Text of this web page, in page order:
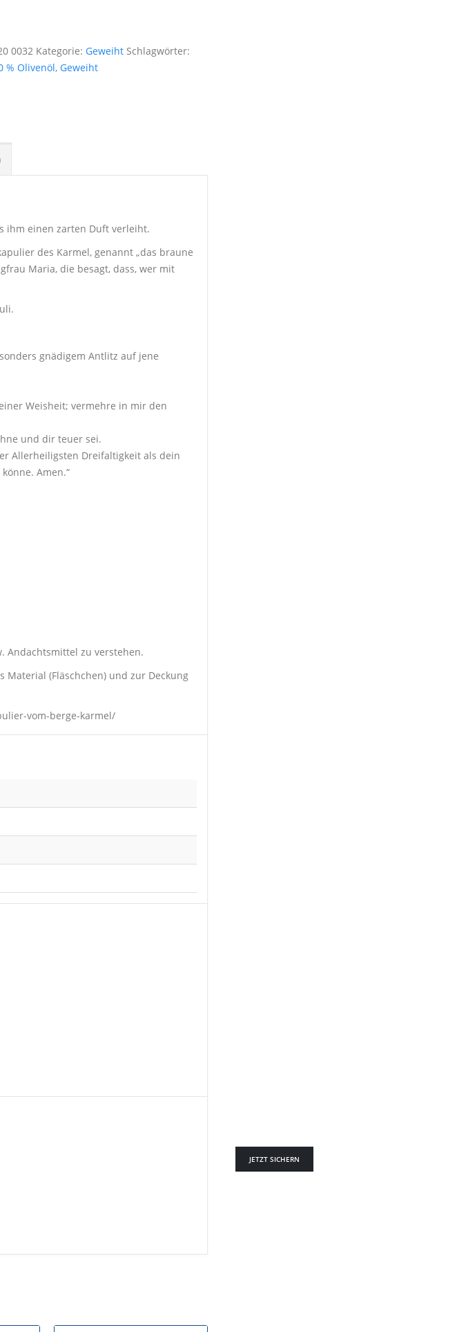
0032 Kategorie: Geweiht Schlagwörter:
% Olivenöl, Geweiht
ihm einen zarten Duft verleiht.
des Karmel, genannt „das braune
Maria, die besagt, dass, wer mit
gnädigem Antlitz auf jene
Weisheit; vermehre in mir den
und dir teuer sei.
Allerheiligsten Dreifaltigkeit als dein
Amen.“
Andachtsmittel zu verstehen.
Material (Fläschchen) und zur Deckung
vom-berge-karmel/
JETZT SICHERN